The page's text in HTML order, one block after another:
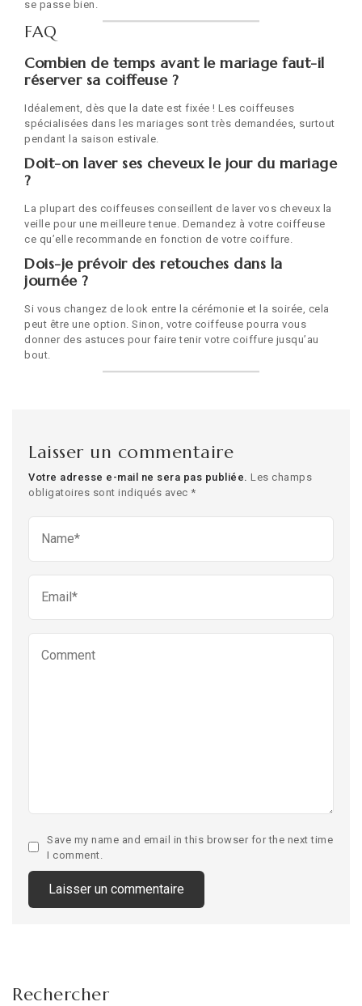
se passe bien.
FAQ
Combien de temps avant le mariage faut-il
réserver sa coiffeuse ?
Idéalement, dès que la date est fixée ! Les coiffeuses
spécialisées dans les mariages sont très demandées, surtout
pendant la saison estivale.
Doit-on laver ses cheveux le jour du mariage
?
La plupart des coiffeuses conseillent de laver vos cheveux la
veille pour une meilleure tenue. Demandez à votre coiffeuse
ce qu’elle recommande en fonction de votre coiffure.
Dois-je prévoir des retouches dans la
journée ?
Si vous changez de look entre la cérémonie et la soirée, cela
peut être une option. Sinon, votre coiffeuse pourra vous
donner des astuces pour faire tenir votre coiffure jusqu’au
bout.
Laisser un commentaire
Votre adresse e-mail ne sera pas publiée. Les champs
obligatoires sont indiqués avec *
Save my name and email in this browser for the next time
I comment.
Rechercher